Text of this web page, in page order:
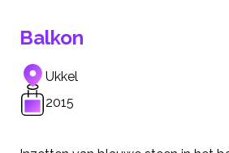
Balkon
Ukkel
2015